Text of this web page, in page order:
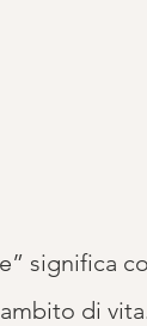
significa
di